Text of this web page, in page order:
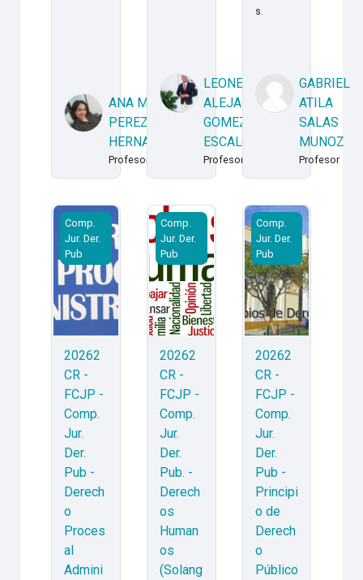
ANA MARIA
PEREZ
HERNANDEZ
Profesor
LEONEL
ALEJANDRO
GOMEZ
ESCALONA
Profesor
s.
GABRIEL
ATILA
SALAS
MUNOZ
Profesor
20262CR - FCJP - Comp. Jur. Der. Pub - Derecho
Comp.
Jur. Der.
Pub
20262
CR -
FCJP -
Comp.
Jur.
Der.
Pub -
Derech
o
Proces
al
Admini
20262CR - FCJP - Comp. Jur. Der.
Comp.
Jur. Der.
Pub
20262
CR -
FCJP -
Comp.
Jur.
Der.
Pub. -
Derech
os
Human
os
(Solang
20262CR - FCJP -
Comp.
Jur. Der.
Pub
20262
CR -
FCJP -
Comp.
Jur.
Der.
Pub -
Principi
o de
Derech
o
Público